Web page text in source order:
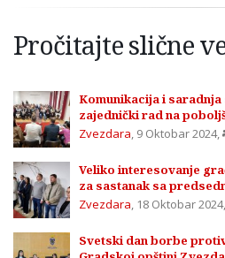
Pročitajte slične
Komunikacija i
zajednički rad na
Zvezdara, 9 Oktobar 2024,
Veliko interesovanje
za sastanak sa
Zvezdara, 18 Oktobar 2024,
Svetski dan borbe